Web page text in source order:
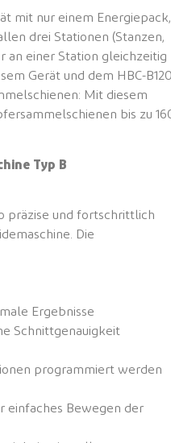
mit nur einem Energiepack,
drei Stationen (Stanzen,
an einer Station gleichzeitig
Gerät und dem HBC-B120
Mit diesem
bis zu
Typ B
präzise und fortschrittlich
Die
Ergebnisse
Schnittgenauigkeit
programmiert werden
einfaches Bewegen der